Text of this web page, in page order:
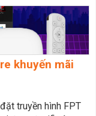
khuyến mãi
truyền hình FPT